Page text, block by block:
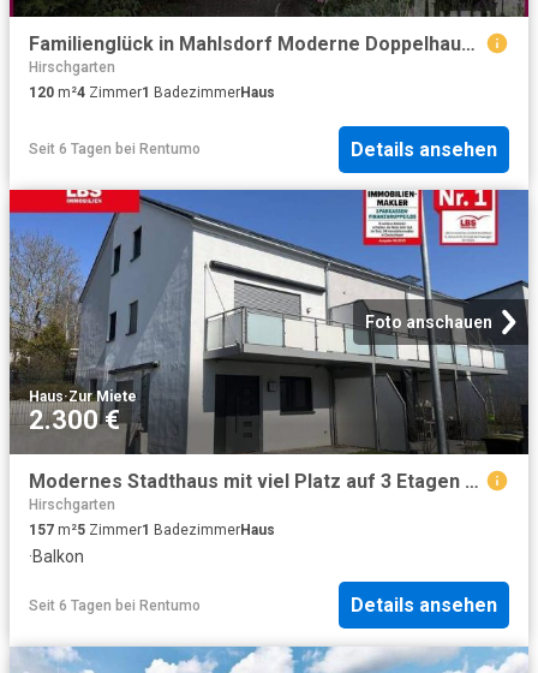
Familienglück in Mahlsdorf Moderne Doppelhaushälfte in ruhiger Wohnlage!
Hirschgarten
120 m²4 Zimmer1 BadezimmerHaus
Seit 6 Tagen bei Rentumo Details ansehen
Foto anschauen
Haus·Zur Miete
2.300 €
Modernes Stadthaus mit viel Platz auf 3 Etagen 2 Bäder, Balkon+Gartenanteil
Hirschgarten
157 m²5 Zimmer1 BadezimmerHaus
·Balkon
Seit 6 Tagen bei Rentumo Details ansehen